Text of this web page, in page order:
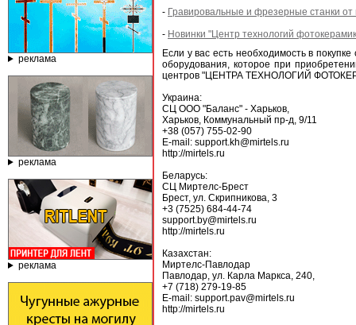
реклама
реклама
реклама
- Гравировальные и фрезерные станки
- Новинки "Центр технологий
Если у вас есть необходимость в
оборудования, которое при
центров "ЦЕНТРА ТЕХНОЛОГИЙ
Украина:
СЦ ООО "Баланс" - Харьков,
Харьков, Коммунальный пр-д, 9/11
+38 (057) 755-02-90
E-mail: support.kh@mirtels.ru
http://mirtels.ru
Беларусь:
СЦ Миртелс-Брест
Брест, ул. Скрипникова, 3
+3 (7525) 684-44-74
support.by@mirtels.ru
http://mirtels.ru
Казахстан:
Миртелс-Павлодар
Павлодар, ул. Карла Маркса, 240,
+7 (718) 279-19-85
E-mail: support.pav@mirtels.ru
http://mirtels.ru